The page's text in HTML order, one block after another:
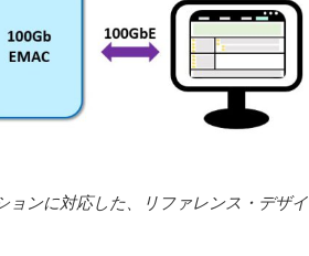
ョンに対応した、リファレンス・デザイ